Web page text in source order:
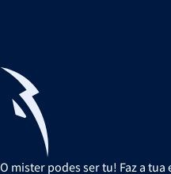
O mister podes ser tu! Faz a tua